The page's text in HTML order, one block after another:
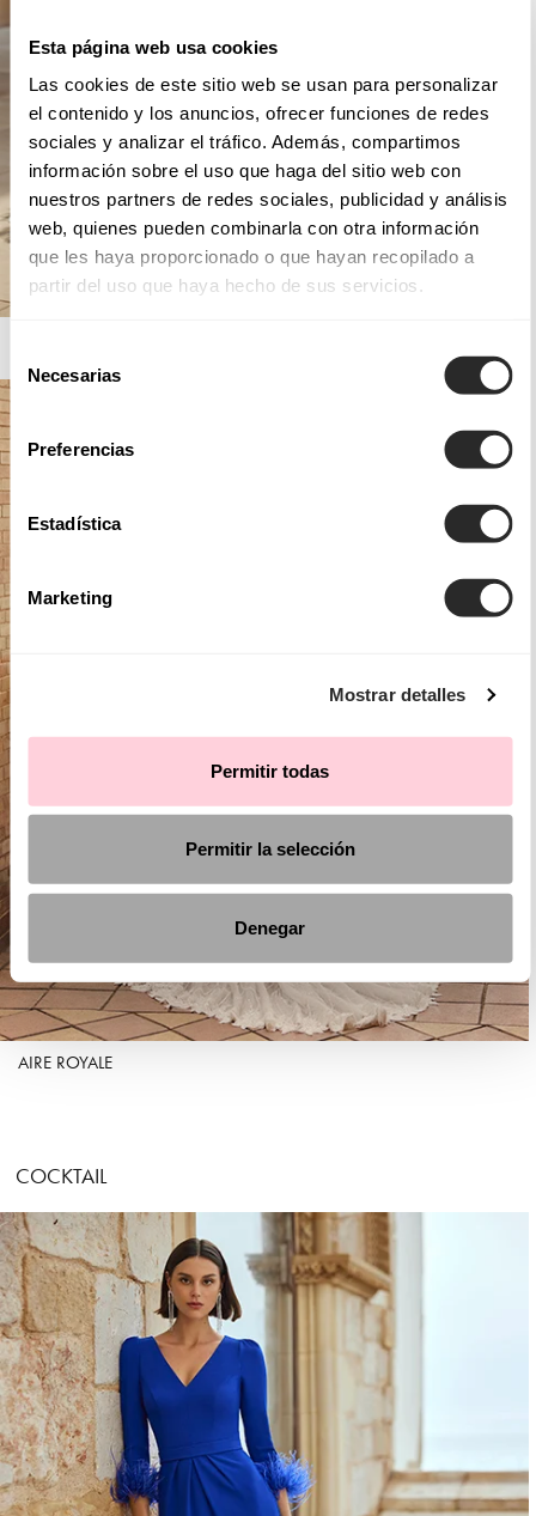
Esta página web usa cookies
Las cookies de este sitio web se usan para personalizar
el contenido y los anuncios, ofrecer funciones de redes
sociales y analizar el tráfico. Además, compartimos
información sobre el uso que haga del sitio web con
nuestros partners de redes sociales, publicidad y análisis
web, quienes pueden combinarla con otra información
que les haya proporcionado o que hayan recopilado a
partir del uso que haya hecho de sus servicios.
de
consentimiento
Necesarias
Preferencias
Estadística
Marketing
Mostrar detalles
Permitir todas
Permitir la selección
Denegar
AIRE ROYALE
COCKTAIL